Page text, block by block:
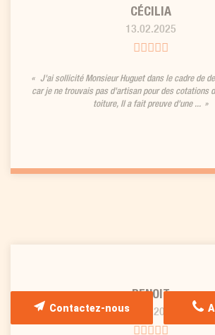
CÉCILIA
13.02.2025
J'ai sollicité Monsieur Huguet dans le cadre de
car je ne trouvais pas d'artisan pour des cotations
toiture, Il a fait preuve d'une ...
BENOIT
23.09.2024
Contactez-nous